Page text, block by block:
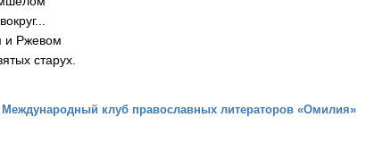
и Ржевом
старух.
Международный клуб православных литераторов «Омилия»